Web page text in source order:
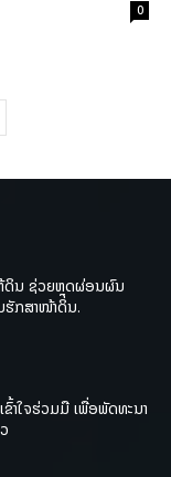
0
ດິນ ຊ່ວຍຫຼຸດຜ່ອນຜົນ
ກສາໜ້າດິນ.
າໃຈຮ່ວມມື ເພື່ອພັດທະນາ